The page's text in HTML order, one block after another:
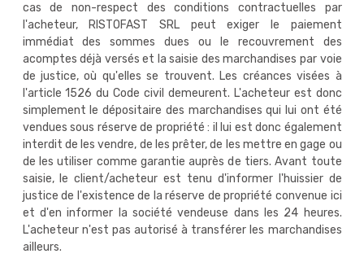
cas de non-respect des conditions contractuelles par
l'acheteur, RISTOFAST SRL peut exiger le paiement
immédiat des sommes dues ou le recouvrement des
acomptes déjà versés et la saisie des marchandises par voie
de justice, où qu'elles se trouvent. Les créances visées à
l'article 1526 du Code civil demeurent. L'acheteur est donc
simplement le dépositaire des marchandises qui lui ont été
vendues sous réserve de propriété : il lui est donc également
interdit de les vendre, de les prêter, de les mettre en gage ou
de les utiliser comme garantie auprès de tiers. Avant toute
saisie, le client/acheteur est tenu d'informer l'huissier de
justice de l'existence de la réserve de propriété convenue ici
et d'en informer la société vendeuse dans les 24 heures.
L'acheteur n'est pas autorisé à transférer les marchandises
ailleurs.